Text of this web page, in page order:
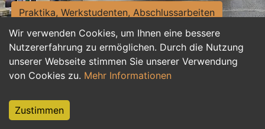
Wir verwenden Cookies, um Ihnen eine bessere
Nutzererfahrung zu ermöglichen. Durch die Nutzung
unserer Webseite stimmen Sie unserer Verwendung
von Cookies zu. Mehr Informationen
Zustimmen
Praktika, Werkstudenten, Abschlussarbeiten
Personalwesen Assistenz, Sekretariat
Hilfskräfte, Aushilfs- und Nebenjobs
Weiterbildung, Studium, duale Ausbildung